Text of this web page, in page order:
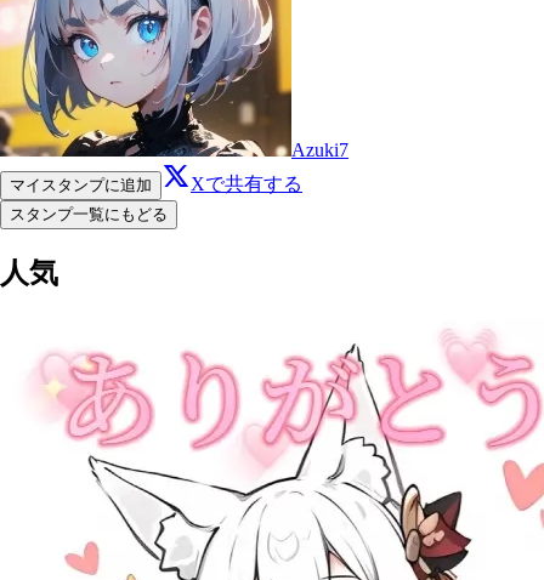
Azuki7
マイスタンプに追加 Xで共有する
スタンプ一覧にもどる
人気